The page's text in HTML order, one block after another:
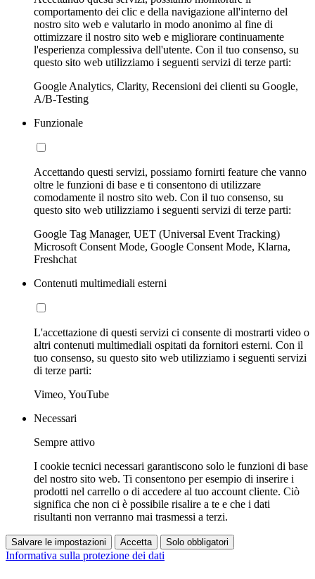
comportamento dei clic e della navigazione all'interno del
nostro sito web e valutarlo in modo anonimo al fine di
ottimizzare il nostro sito web e migliorare continuamente
l'esperienza complessiva dell'utente. Con il tuo consenso, su
questo sito web utilizziamo i seguenti servizi di terze parti:
Google Analytics, Clarity, Recensioni dei clienti su Google,
A/B-Testing
Funzionale
Accettando questi servizi, possiamo fornirti feature che vanno
oltre le funzioni di base e ti consentono di utilizzare
comodamente il nostro sito web. Con il tuo consenso, su
questo sito web utilizziamo i seguenti servizi di terze parti:
Google Tag Manager, UET (Universal Event Tracking)
Microsoft Consent Mode, Google Consent Mode, Klarna,
Freshchat
Contenuti multimediali esterni
L'accettazione di questi servizi ci consente di mostrarti video o
altri contenuti multimediali ospitati da fornitori esterni. Con il
tuo consenso, su questo sito web utilizziamo i seguenti servizi
di terze parti:
Vimeo, YouTube
Necessari
Sempre attivo
I cookie tecnici necessari garantiscono solo le funzioni di base
del nostro sito web. Ti consentono per esempio di inserire i
prodotti nel carrello o di accedere al tuo account cliente. Ciò
significa che non ci è possibile risalire a te e che i dati
risultanti non verranno mai trasmessi a terzi.
Salvare le impostazioni Accetta Solo obbligatori
Informativa sulla protezione dei dati